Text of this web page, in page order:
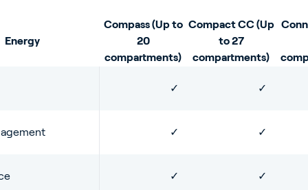
Energy
Compass (Up to
20
compartments)
Compact CC (Up
to 27
compartments)
✓ ✓
✓ ✓
✓ ✓